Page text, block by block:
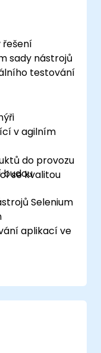
řešení
sady nástrojů
testování
v agilním
do provozu
se kvalitou
budou
Selenium
aplikací ve
v